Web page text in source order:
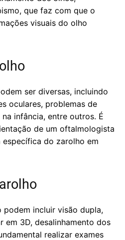
que faz com que o
visuais do olho
ser diversas, incluindo
oculares, problemas de
infância, entre outros. É
de um oftalmologista
do zarolho em
podem incluir visão dupla,
em 3D, desalinhamento dos
realizar exames